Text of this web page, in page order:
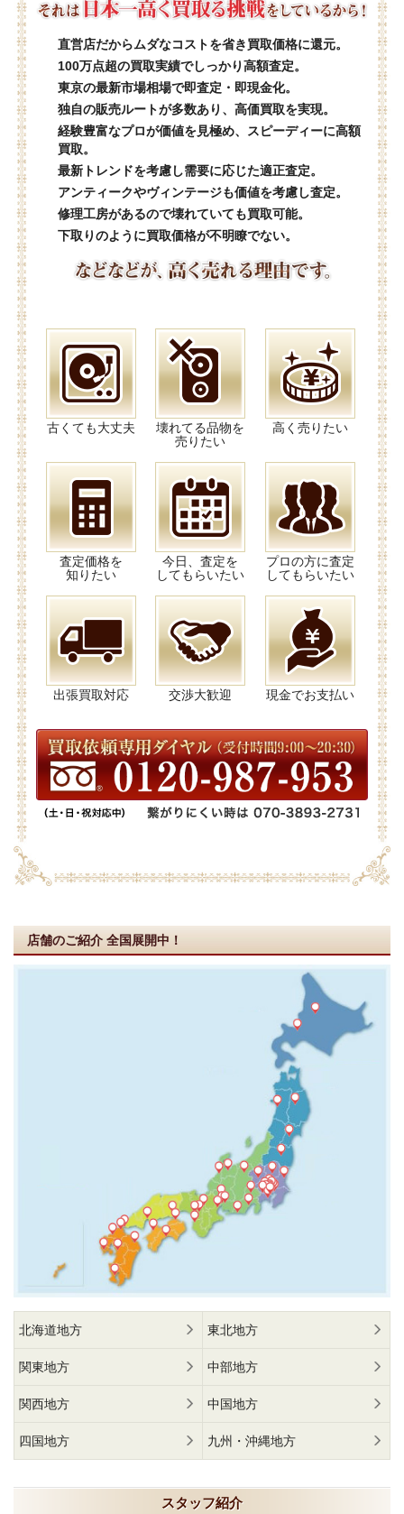
直営店だからムダなコストを省き買取価格に還元。
100万点超の買取実績でしっかり高額査定。
東京の最新市場相場で即査定・即現金化。
独自の販売ルートが多数あり、高価買取を実現。
経験豊富なプロが価値を見極め、スピーディーに高額
買取。
最新トレンドを考慮し需要に応じた適正査定。
アンティークやヴィンテージも価値を考慮し査定。
修理工房があるので壊れていても買取可能。
下取りのように買取価格が不明瞭でない。
古くても大丈夫
壊れてる品物を
売りたい
高く売りたい
査定価格を
知りたい
今日、査定を
してもらいたい
プロの方に査定
してもらいたい
出張買取対応 交渉大歓迎 現金でお支払い
店舗のご紹介 全国展開中！
北海道地方 東北地方
関東地方 中部地方
関西地方 中国地方
四国地方 九州・沖縄地方
スタッフ紹介